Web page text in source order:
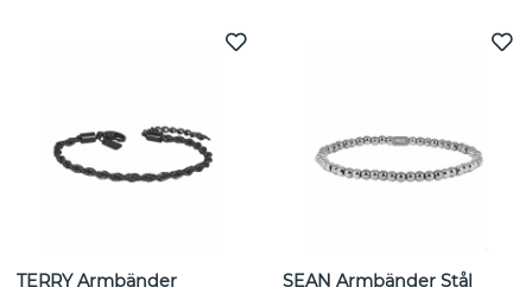
TERRY Armbänder
SEAN Armbänder Stål